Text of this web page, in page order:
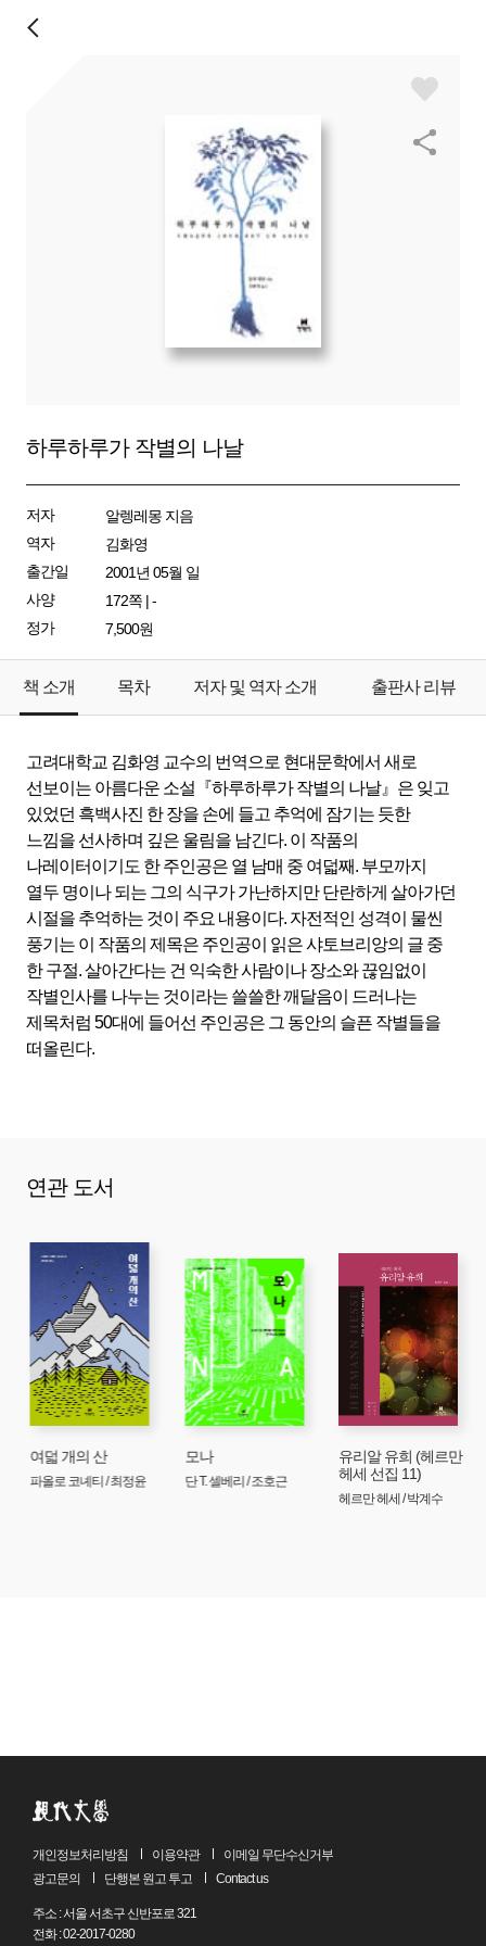
하루하루가 작별의 나날
저자
알렝레몽 지음
역자
김화영
출간일
2001년 05월 일
사양
172쪽 | -
정가
7,500원
책 소개 목차 저자 및 역자 소개 출판사 리뷰
고려대학교 김화영 교수의 번역으로 현대문학에서 새로
선보이는 아름다운 소설『하루하루가 작별의 나날』은 잊고
있었던 흑백사진 한 장을 손에 들고 추억에 잠기는 듯한
느낌을 선사하며 깊은 울림을 남긴다. 이 작품의
나레이터이기도 한 주인공은 열 남매 중 여덟째. 부모까지
열두 명이나 되는 그의 식구가 가난하지만 단란하게 살아가던
시절을 추억하는 것이 주요 내용이다. 자전적인 성격이 물씬
풍기는 이 작품의 제목은 주인공이 읽은 샤토브리앙의 글 중
한 구절. 살아간다는 건 익숙한 사람이나 장소와 끊임없이
작별인사를 나누는 것이라는 쓸쓸한 깨달음이 드러나는
제목처럼 50대에 들어선 주인공은 그 동안의 슬픈 작별들을
떠올린다.
연관 도서
여덟 개의 산
파올로 코녜티 / 최정윤
모나
단 T. 셀베리 / 조호근
유리알 유희 (헤르만
헤세 선집 11)
헤르만 헤세 / 박계수
개인정보처리방침 이용약관
이메일 무단수신거부
광고문의
단행본 원고 투고 Contact us
주소 : 서울 서초구 신반포로 321
전화 : 02-2017-0280